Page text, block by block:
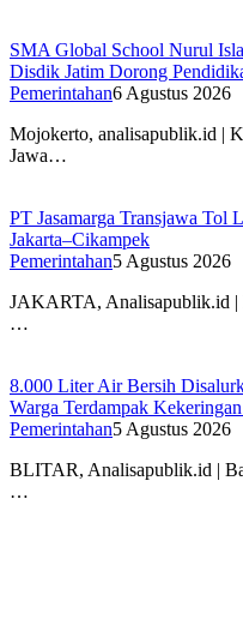
SMA Global School Nurul
Disdik Jatim Dorong
Pemerintahan6 Agustus 2026
Mojokerto, analisapublik.id |
Jawa…
PT Jasamarga Transjawa Tol
Jakarta–Cikampek
Pemerintahan5 Agustus 2026
JAKARTA, Analisapublik.id |
…
8.000 Liter Air Bersih
Warga Terdampak
Pemerintahan5 Agustus 2026
BLITAR, Analisapublik.id |
…